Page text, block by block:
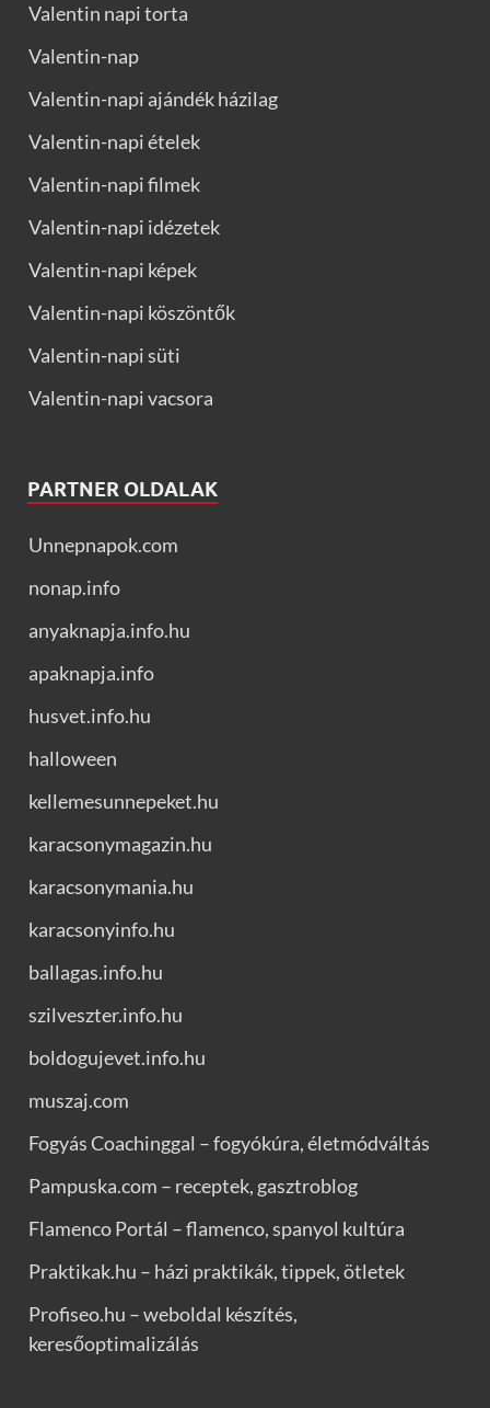
Valentin napi torta
Valentin-nap
Valentin-napi ajándék házilag
Valentin-napi ételek
Valentin-napi filmek
Valentin-napi idézetek
Valentin-napi képek
Valentin-napi köszöntők
Valentin-napi süti
Valentin-napi vacsora
PARTNER OLDALAK
Unnepnapok.com
nonap.info
anyaknapja.info.hu
apaknapja.info
husvet.info.hu
halloween
kellemesunnepeket.hu
karacsonymagazin.hu
karacsonymania.hu
karacsonyinfo.hu
ballagas.info.hu
szilveszter.info.hu
boldogujevet.info.hu
muszaj.com
Fogyás Coachinggal – fogyókúra, életmódváltás
Pampuska.com – receptek, gasztroblog
Flamenco Portál – flamenco, spanyol kultúra
Praktikak.hu – házi praktikák, tippek, ötletek
Profiseo.hu – weboldal készítés,
keresőoptimalizálás